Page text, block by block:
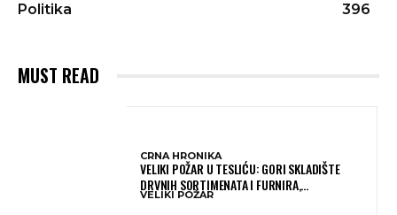
Politika
396
MUST READ
CRNA HRONIKA
VELIKI POŽAR U TESLIĆU: GORI SKLADIŠTE
DRVNIH SORTIMENATA I FURNIRA,
VATROGASCIMA STIŽE POMOĆ IZ VIŠE GRADOVA
VELIKI POŽAR